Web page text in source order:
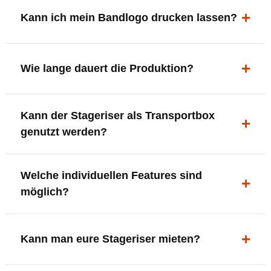
ergonomisch, sicher und gut sichtbar.
Kann ich mein Bandlogo drucken lassen?
deine Bühne, deine Marke.
Wie lange dauert die Produktion?
innerhalb Deutschlands kostenfrei.
Kann der Stageriser als Transportbox
genutzt werden?
oder Zubehör nutzen.
Welche individuellen Features sind
möglich?
XLR-Brücke / Schnittstelle
Setlist-Clip
Kann man eure Stageriser mieten?